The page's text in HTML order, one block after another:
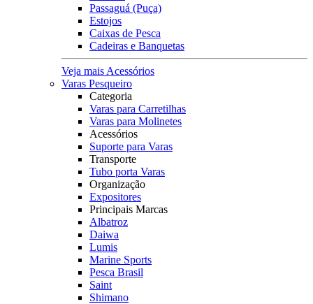
Passaguá (Puça)
Estojos
Caixas de Pesca
Cadeiras e Banquetas
Veja mais Acessórios
Varas Pesqueiro
Categoria
Varas para Carretilhas
Varas para Molinetes
Acessórios
Suporte para Varas
Transporte
Tubo porta Varas
Organização
Expositores
Principais Marcas
Albatroz
Daiwa
Lumis
Marine Sports
Pesca Brasil
Saint
Shimano